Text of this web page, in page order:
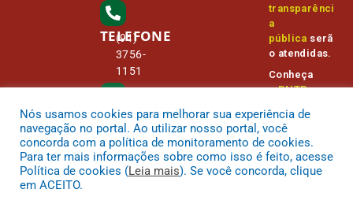
TELEFONE
(91)
3756-
1151
E-MAIL
camara@
cmmoju.p
a.gov.br
transparênci
a
pública serã
o atendidas.
Conheça
oPNTPe
Transparênc
ia Pública
Nós usamos cookies para melhorar sua experiência de
navegação no portal. Ao utilizar nosso portal, você
concorda com a política de monitoramento de cookies.
Para ter mais informações sobre como isso é feito, acesse
Política de cookies (Leia mais). Se você concorda, clique
em ACEITO.